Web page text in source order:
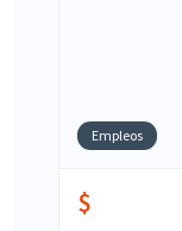
Empleos
$